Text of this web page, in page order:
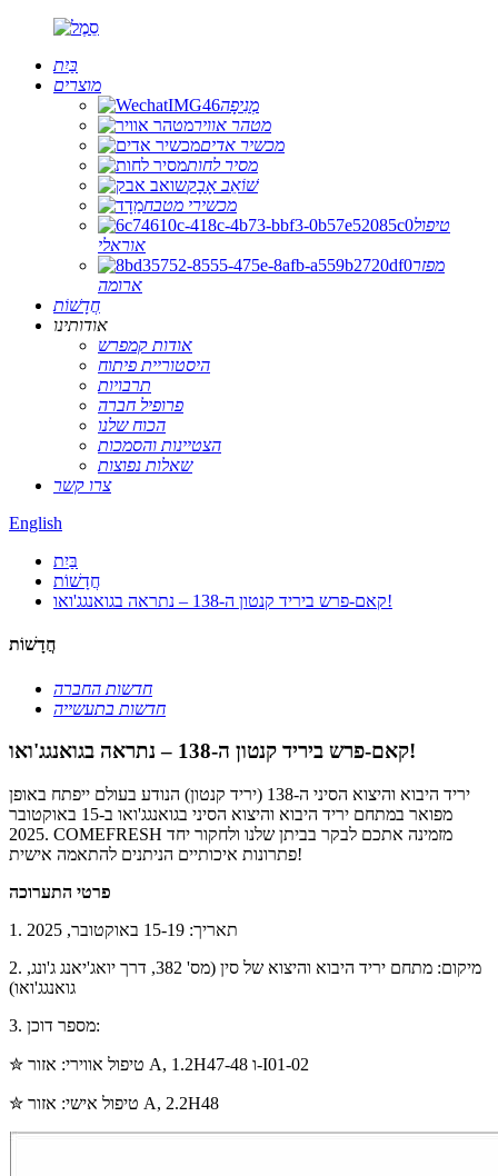
בַּיִת
מוצרים
מְנִיפָה
מטהר אוויר
מכשיר אדים
מסיר לחות
שׁוֹאֵב אָבָק
מכשירי מטבח
טיפול
אוראלי
מפזר
ארומה
חֲדָשׁוֹת
אודותינו
אודות קמפרש
היסטוריית פיתוח
תרבויות
פרופיל חברה
הכוח שלנו
הצטיינות והסמכות
שאלות נפוצות
צרו קשר
English
בַּיִת
חֲדָשׁוֹת
קאם-פרש ביריד קנטון ה-138 – נתראה בגואנגג'ואו!
חֲדָשׁוֹת
חדשות החברה
חדשות בתעשייה
קאם-פרש ביריד קנטון ה-138 – נתראה בגואנגג'ואו!
יריד היבוא והיצוא הסיני ה-138 (יריד קנטון) הנודע בעולם ייפתח באופן
מפואר במתחם יריד היבוא והיצוא הסיני בגואנגג'ואו ב-15 באוקטובר
2025. COMEFRESH מזמינה אתכם לבקר בביתן שלנו ולחקור יחד
פתרונות איכותיים הניתנים להתאמה אישית!
פרטי התערוכה
1. תאריך: 15-19 באוקטובר, 2025
2. מיקום: מתחם יריד היבוא והיצוא של סין (מס' 382, ​​דרך יואג'יאנג ג'ונג,
גואנגג'ואו)
3. מספר דוכן:
✮ טיפול אווירי: אזור A, 1.2H47-48 ו-I01-02
✮ טיפול אישי: אזור A, 2.2H48